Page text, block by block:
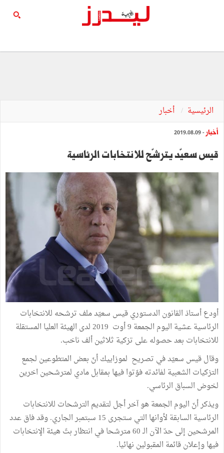
الرئيسية أخبار
أخبار - 2019.08.09
قيس سعيّد يترشّح للانتخابات الرئاسية
أودع أستاذ القانون الدستوري قيس سعيّد ملف ترشحه للانتخابات
الرئاسية عشية اليوم الجمعة 9 أوت 2019 لدى الهيئة العليا المستقلة
للانتخابات بعد حصوله على تزكية ثلاثين ألف ناخب.
وقال قيس سعيّد في تصريح لموزاييك أنّ بعض المتطوعين لجمع
التزكيات الشعبية لفائدته فوّتوا فيها بمقابل مادي لمترشحين اخرين
لخوض السباق الرئاسي.
ويذكر أنّ اليوم الجمعة هو آخر أجل لتقديم الترشحات للانتخابات
الرئاسية السابقة لأوانها التي ستجرى 15 سبتمبر الجاري. وقد فاق عدد
المرشحين إلى حدّ الآن الـ 60 مترشحا في انتظار بتّ هيئة الإنتخابات
فيها وإعلان قائمة المقبولين نهائيا.